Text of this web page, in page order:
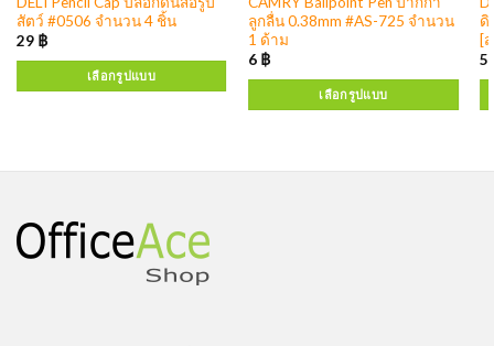
สัตว์ #0506 จำนวน 4 ชิ้น
29 ฿
เลือกรูปแบบ
ลูกลื่น 0.38mm #AS-725 จำนวน
1 ด้าม
6 ฿
เลือกรูปแบบ
ดิ
[
5